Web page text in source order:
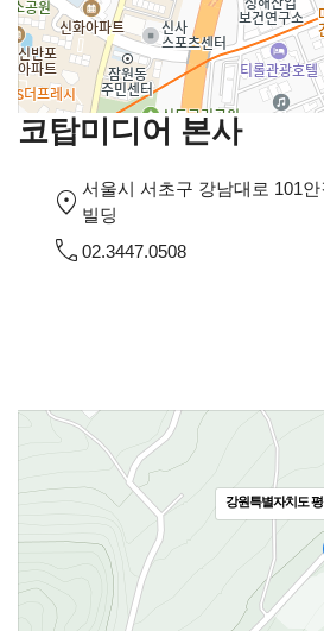
코탑미디어 본사
서울시 서초구 강남대로 101
빌딩
02.3447.0508
강원특별자치도